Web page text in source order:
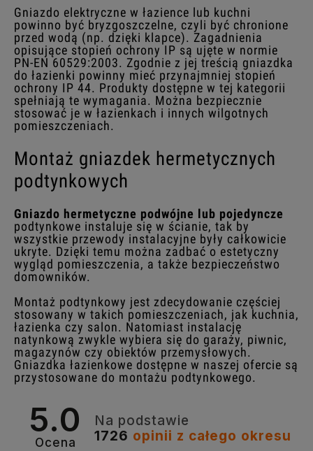
Gniazdo elektryczne w łazience lub kuchni
powinno być bryzgoszczelne, czyli być chronione
przed wodą (np. dzięki klapce). Zagadnienia
opisujące stopień ochrony IP są ujęte w normie
PN-EN 60529:2003. Zgodnie z jej treścią gniazdka
do łazienki powinny mieć przynajmniej stopień
ochrony IP 44. Produkty dostępne w tej kategorii
spełniają te wymagania. Można bezpiecznie
stosować je w łazienkach i innych wilgotnych
pomieszczeniach.
Montaż gniazdek hermetycznych
podtynkowych
Gniazdo hermetyczne podwójne lub pojedyncze
podtynkowe instaluje się w ścianie, tak by
wszystkie przewody instalacyjne były całkowicie
ukryte. Dzięki temu można zadbać o estetyczny
wygląd pomieszczenia, a także bezpieczeństwo
domowników.
Montaż podtynkowy jest zdecydowanie częściej
stosowany w takich pomieszczeniach, jak kuchnia,
łazienka czy salon. Natomiast instalację
natynkową zwykle wybiera się do garaży, piwnic,
magazynów czy obiektów przemysłowych.
Gniazdka łazienkowe dostępne w naszej ofercie są
przystosowane do montażu podtynkowego.
5.0
Ocena
Na podstawie
1726 opinii z całego okresu